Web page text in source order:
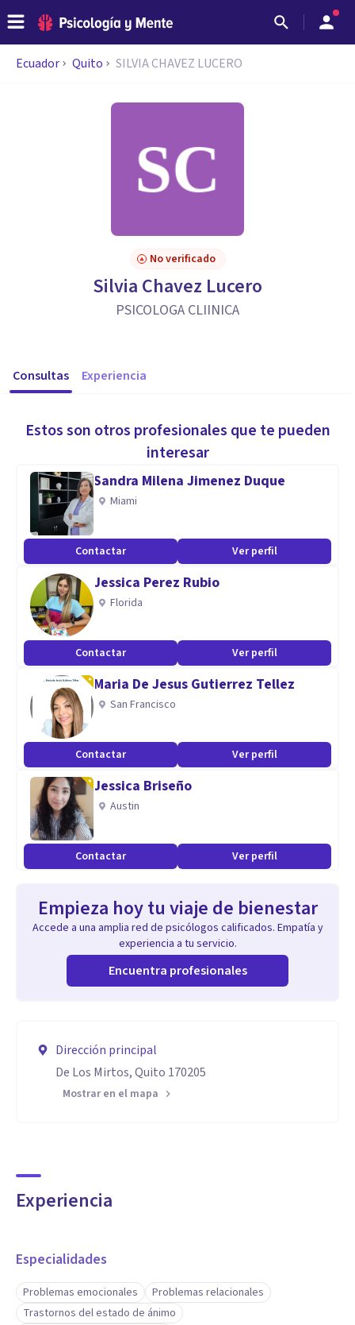
Ecuador Quito SILVIA CHAVEZ LUCERO
No verificado
Silvia Chavez Lucero
PSICOLOGA CLIINICA
Consultas Experiencia
Estos son otros profesionales que te pueden
interesar
Sandra Milena Jimenez Duque
Miami
Contactar Ver perfil
Jessica Perez Rubio
Florida
Contactar Ver perfil
Maria De Jesus Gutierrez Tellez
San Francisco
Contactar Ver perfil
Jessica Briseño
Austin
Contactar Ver perfil
Empieza hoy tu viaje de bienestar
Accede a una amplia red de psicólogos calificados. Empatía y
experiencia a tu servicio.
Encuentra profesionales
Dirección principal
De Los Mirtos, Quito 170205
Mostrar en el mapa
Experiencia
Especialidades
Problemas emocionales
Problemas relacionales
Trastornos del estado de ánimo